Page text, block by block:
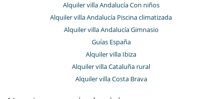
Alquiler villa Andalucía Con niños
Alquiler villa Andalucía Piscina climatizada
Alquiler villa Andalucía Gimnasio
Guías España
Alquiler villa Ibiza
Alquiler villa Cataluña rural
Alquiler villa Costa Brava